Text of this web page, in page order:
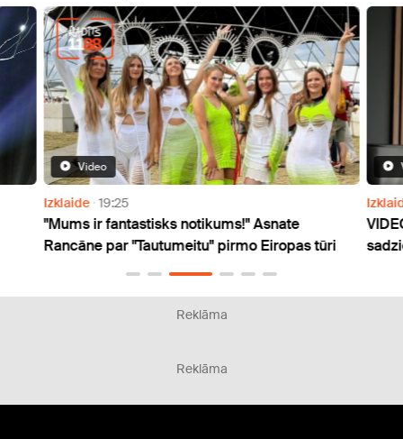
Video
Izklaide 19:25
"Mums ir fantastisks notikums!" Asnate
Rancāne par "Tautumeitu" pirmo Eiropas tūri
Reklāma
Reklāma